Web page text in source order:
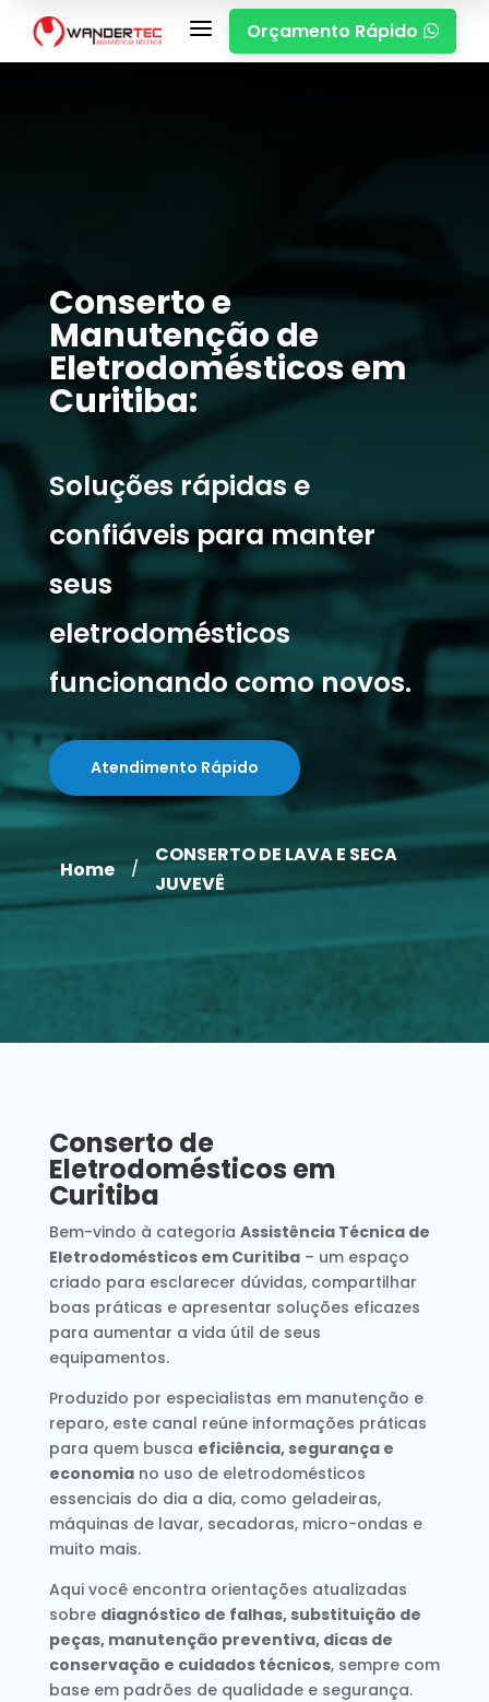
a Orçamento Rápido 
Conserto e
Manutenção de
Eletrodomésticos em
Curitiba:
Soluções rápidas e
confiáveis para manter
seus
eletrodomésticos
funcionando como novos.
Atendimento Rápido
Home /
CONSERTO DE LAVA E SECA
JUVEVÊ
Conserto de
Eletrodomésticos em
Curitiba
Bem-vindo à categoria Assistência Técnica de
Eletrodomésticos em Curitiba– um espaço
criado para esclarecer dúvidas, compartilhar
boas práticas e apresentar soluções eficazes
para aumentar a vida útil de seus
equipamentos.
Produzido por especialistas em manutenção e
reparo, este canal reúne informações práticas
para quem busca eficiência, segurança e
economiano uso de eletrodomésticos
essenciais do dia a dia, como geladeiras,
máquinas de lavar, secadoras, micro-ondas e
muito mais.
Aqui você encontra orientações atualizadas
sobre diagnóstico de falhas, substituição de
peças, manutenção preventiva, dicas de
conservação e cuidados técnicos, sempre com
base em padrões de qualidade e segurança.